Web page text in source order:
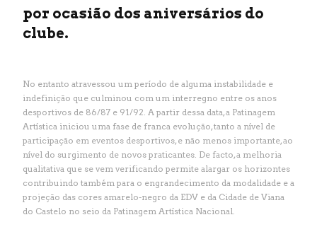
por ocasião dos aniversários do
clube.
No entanto atravessou um período de alguma instabilidade e
indefinição que culminou com um interregno entre os anos
desportivos de 86/87 e 91/92. A partir dessa data, a Patinagem
Artística iniciou uma fase de franca evolução, tanto a nível de
participação em eventos desportivos, e não menos importante, ao
nível do surgimento de novos praticantes. De facto, a melhoria
qualitativa que se vem verificando permite alargar os horizontes
contribuindo também para o engrandecimento da modalidade e a
projeção das cores amarelo-negro da EDV e da Cidade de Viana
do Castelo no seio da Patinagem Artística Nacional.